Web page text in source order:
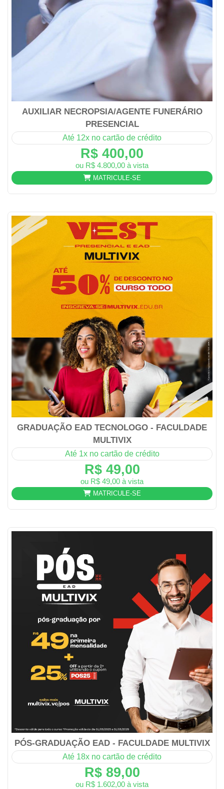
AUXILIAR NECROPSIA/AGENTE FUNERÁRIO
PRESENCIAL
Até 12x no cartão de crédito
R$ 400,00
ou R$ 4.800,00 à vista
MATRICULE-SE
GRADUAÇÃO EAD TECNOLOGO - FACULDADE
MULTIVIX
Até 1x no cartão de crédito
R$ 49,00
ou R$ 49,00 à vista
MATRICULE-SE
PÓS-GRADUAÇÃO EAD - FACULDADE MULTIVIX
Até 18x no cartão de crédito
R$ 89,00
ou R$ 1.602,00 à vista